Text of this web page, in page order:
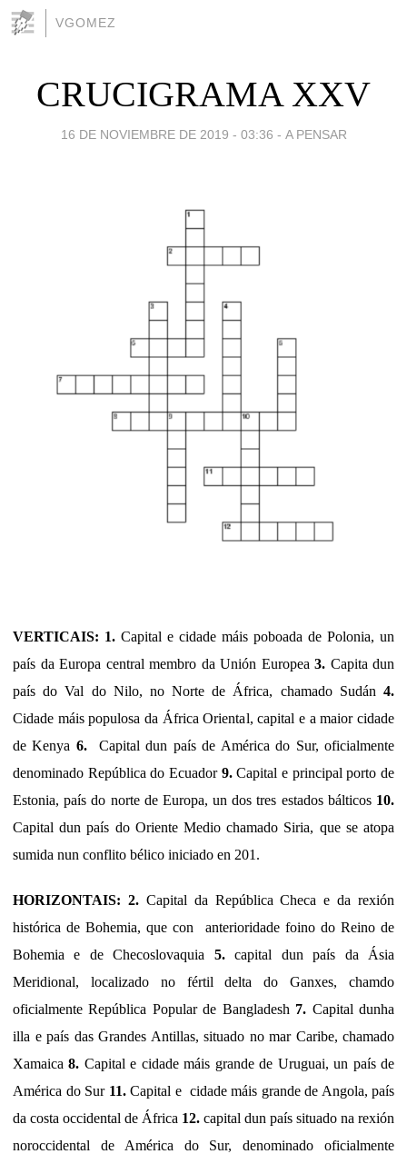
VGOMEZ
CRUCIGRAMA XXV
16 DE NOVIEMBRE DE 2019 - 03:36 - A PENSAR
VERTICAIS: 1. Capital e cidade máis poboada de Polonia, un
país da Europa central membro da Unión Europea 3. Capita dun
país do Val do Nilo, no Norte de África, chamado Sudán 4.
Cidade máis populosa da África Oriental, capital e a maior cidade
de Kenya 6.Capital dun país de América do Sur, oficialmente
denominado República do Ecuador 9.Capital e principal porto de
Estonia, país do norte de Europa, un dos tres estados bálticos 10.
Capital dun país do Oriente Medio chamado Siria, que se atopa
sumida nun conflito bélico iniciado en 201.
HORIZONTAIS: 2.Capital da República Checa e da rexión
histórica de Bohemia, que con anterioridade foino do Reino de
Bohemia e de Checoslovaquia 5.capital dun país da Ásia
Meridional, localizado no fértil delta do Ganxes, chamdo
oficialmente República Popular de Bangladesh 7. Capital dunha
illa e país das Grandes Antillas, situado no mar Caribe, chamado
Xamaica8. Capital e cidade máis grande de Uruguai, un país de
América do Sur 11.Capital e cidade máis grande de Angola, país
da costa occidental de África 12. capital dun país situado na rexión
noroccidental de América do Sur, denominado oficialmente